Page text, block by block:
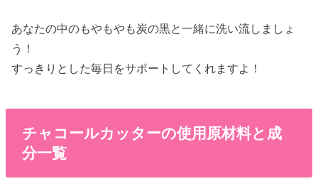
あなたの中のもやもやも炭の黒と一緒に洗い流しましょ
う！
すっきりとした毎日をサポートしてくれますよ！
チャコールカッターの使用原材料と成
分一覧